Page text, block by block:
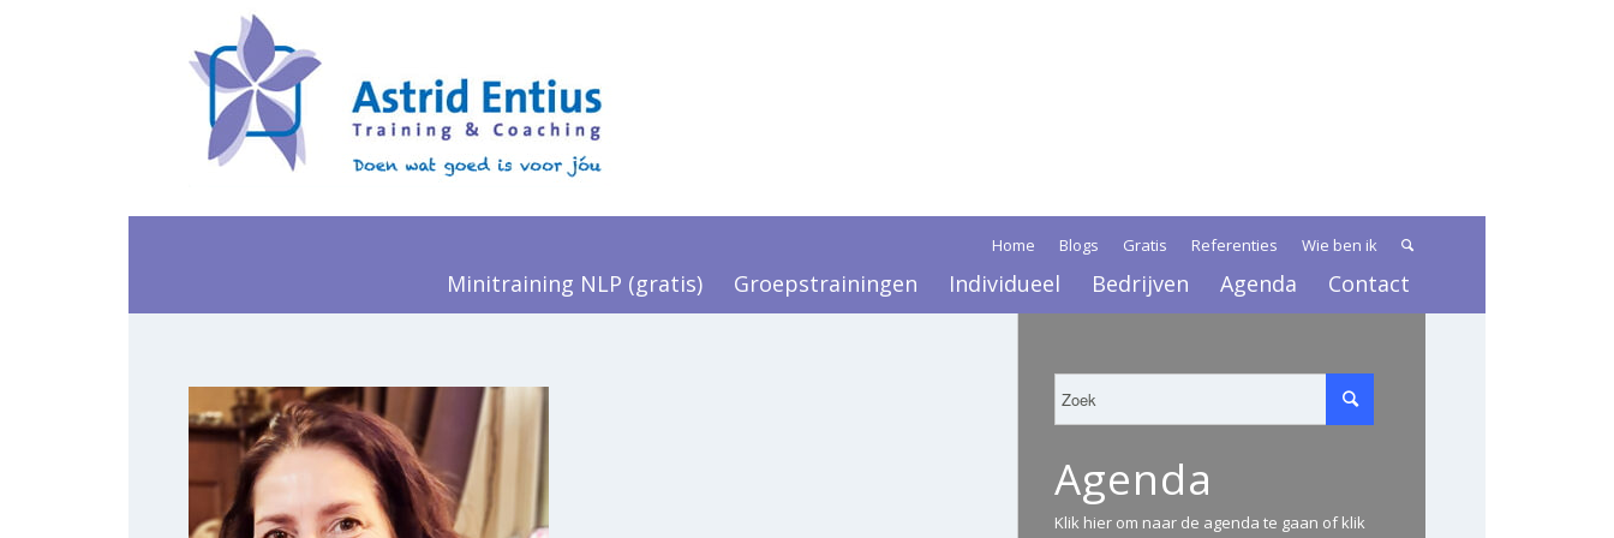
Home Blogs Gratis Referenties Wie ben ik
Minitraining NLP (gratis) Groepstrainingen Individueel Bedrijven Agenda Contact
Agenda
Klik hier om naar de agenda te gaan of klik